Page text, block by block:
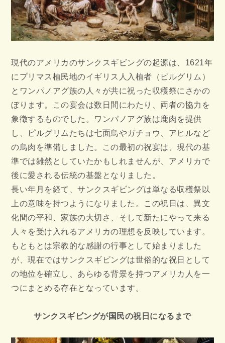
現代のアメリカのサンクスギビングの起源は、1621年
にプリマス植民地のイギリス人入植者（ピルグリム）
とワンパノアグ族の人々が共に祝った収穫祭にさかの
ぼります。この宴会は数日間にわたり、両者の協力を
象徴するものでした。ワンパノアグ族は鹿肉を提供
し、ピルグリムたちは七面鳥やガチョウ、アヒルなど
の鳥肉を準備しました。この最初の祝宴は、現代の基
準では雑然としていたかもしれませんが、アメリカで
後に愛される伝統の基盤となりました。
長い年月を経て、サンクスギビングは単なる収穫祭以
上の意味を持つようになりました。この祝日は、異文
化間の平和、家族の大切さ、そして新たにやって来る
人々を受け入れるアメリカの理想を反映しています。
もともとは宗教的な感謝の行事として始まりました
が、現在ではサンクスギビングは世俗的な祝日として
の地位を確立し、あらゆる背景を持つアメリカ人を一
つにまとめる存在となっています。
サンクスギビングが国民の祝日になるまで